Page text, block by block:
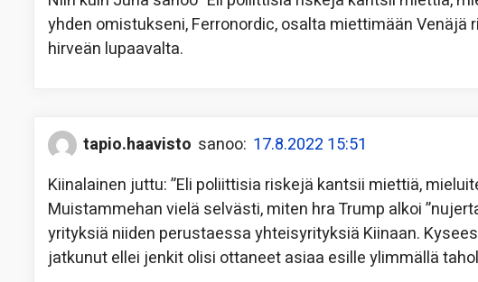
yhden omistukseni, Ferronordic, osalta miettimään
hirveän lupaavalta.
tapio.haavisto sanoo: 17.8.2022 15:51
Kiinalainen juttu: ”Eli poliittisia riskejä kantsii miettiä,
Muistammehan vielä selvästi, miten hra Trump alkoi
yrityksiä niiden perustaessa yhteisyrityksiä Kiinaan.
jatkunut ellei jenkit olisi ottaneet asiaa esille ylimmällä